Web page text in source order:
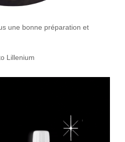
une bonne préparation et
Lillenium